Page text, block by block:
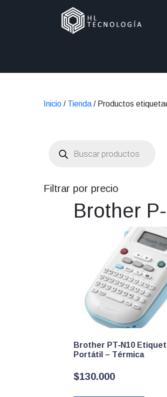
Inicio / Tienda / Productos
productos
Filtrar por precio
Brother
Brother PT‑N10
Portátil – Térmica
$130.000